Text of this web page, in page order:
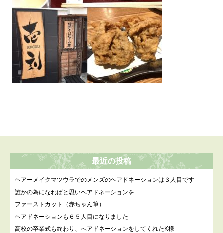
最近の投稿
ヘアーメイクマツウラでのメンズのヘアドネーションは３人目です
誰かの為になればと思いヘアドネーションを
ファーストカット（赤ちゃん筆）
ヘアドネーションも６５人目になりました
高校の卒業式も終わり、へアドネーションをしてくれたK様